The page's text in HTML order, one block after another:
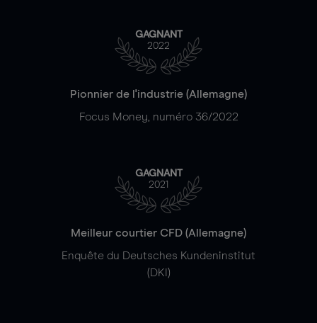
GAGNANT
2022
Pionnier de l'industrie (Allemagne)
Focus Money, numéro 36/2022
GAGNANT
2021
Meilleur courtier CFD (Allemagne)
Enquête du Deutsches Kundeninstitut
(DKI)